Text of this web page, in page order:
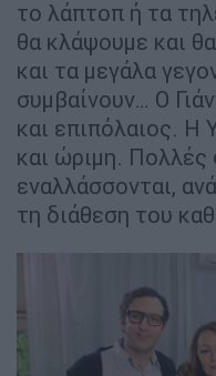
το λάπτοπ ή τα
θα κλάψουμε και
και τα μεγάλα
συμβαίνουν… Ο
και επιπόλαιος. Η
και ώριμη.
εναλλάσσονται,
τη διάθεση του